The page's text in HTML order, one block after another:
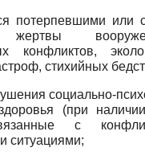
потерпевшими или
жертвы
конфликтов,
стихийных
социально-
(при
с
ситуациями;